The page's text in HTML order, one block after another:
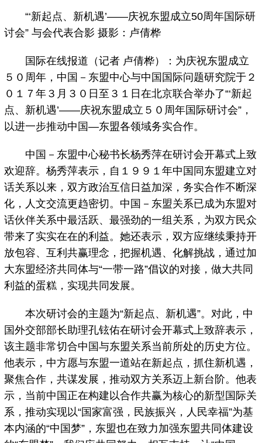
“‘新起点、新机遇’——庆祝东盟成立50周年国际研
讨会” 与会代表合影 摄影：卢倩桦
国际在线报道（记者 卢倩桦）：为庆祝东盟成立
５０周年，中国－东盟中心与中国国际问题研究院于２
０１７年３月３０日至３１日在北京联合举办了“‘新起
点、新机遇’——庆祝东盟成立５０周年国际研讨会”，
以进一步推动中国—东盟各领域务实合作。
中国－东盟中心秘书长杨秀萍在研讨会开幕式上致
欢迎辞。杨秀萍表示，自１９９１年中国同东盟建立对
话关系以来，双方政治互信日益加深，务实合作不断深
化，人文交流更趋密切。中国－东盟关系已成为东盟对
话伙伴关系中最活跃、最强劲的一组关系，为双方民众
带来了实实在在的利益。她还表示，双方应继续秉持开
放包容、互利共赢理念，把握机遇、化解挑战，通过加
大东盟经济共同体与“一带一路”倡议的对接，做大共同
利益的蛋糕，实现共同发展。
本次研讨会的主题为“新起点、新机遇”。对此，中
国外交部部长助理孔铉佑在研讨会开幕式上致辞表示，
该主题非常切合中国与东盟关系当前所处的历史方位。
他表示，中方愿与东盟一道站在新起点，抓住新机遇，
聚焦合作，共谋发展，推动双方关系迈上新台阶。他表
示，当前中国正在构建以合作共赢为核心的新型国际关
系，推动实现以“国家富强，民族振兴，人民幸福”为基
本内涵的“中国梦”，东盟也在致力加强东盟共同体建设